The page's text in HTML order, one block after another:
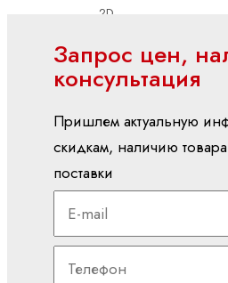
2D
портал
3SA -
консольная
камера
3SB -
портал
Наборы
интеллектуальных
Запрос цен,
консультация
Пришлем актуальную
скидкам, наличию
поставки